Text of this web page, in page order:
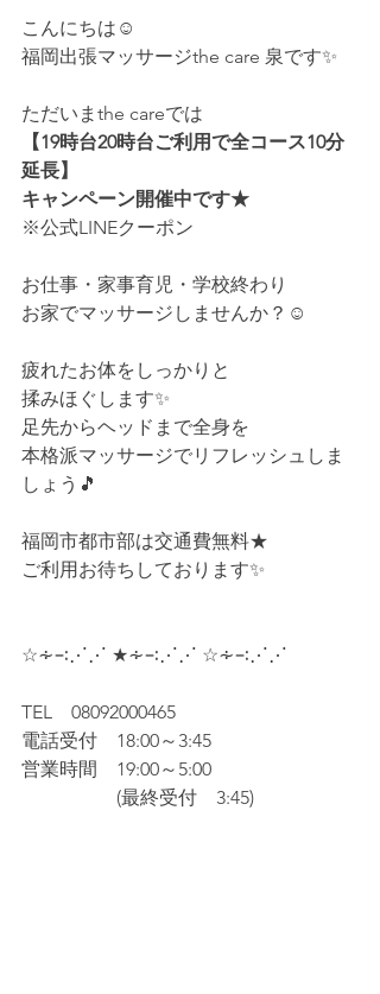
こんにちは☺
福岡出張マッサージthe care 泉です✨
ただいまthe careでは
【19時台20時台ご利用で全コース10分
延長】
キャンペーン開催中です★
※公式LINEクーポン
お仕事・家事育児・学校終わり
お家でマッサージしませんか？☺
疲れたお体をしっかりと
揉みほぐします✨
足先からヘッドまで全身を
本格派マッサージでリフレッシュしま
しょう🎵
福岡市都市部は交通費無料★
ご利用お待ちしております✨
☆∻∹⋰⋰ ★∻∹⋰⋰ ☆∻∹⋰⋰
TEL　08092000465
電話受付　18:00～3:45
営業時間　19:00～5:00
​　　　　　(最終受付　3:45)​